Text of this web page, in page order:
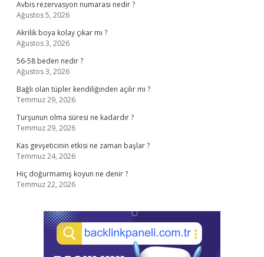
Avbis rezervasyon numarası nedir ?
Ağustos 5, 2026
Akrilik boya kolay çıkar mı ?
Ağustos 3, 2026
56-58 beden nedir ?
Ağustos 3, 2026
Bağlı olan tüpler kendiliğinden açılır mı ?
Temmuz 29, 2026
Turşunun olma süresi ne kadardır ?
Temmuz 29, 2026
Kas gevşeticinin etkisi ne zaman başlar ?
Temmuz 24, 2026
Hiç doğurmamış koyun ne denir ?
Temmuz 22, 2026